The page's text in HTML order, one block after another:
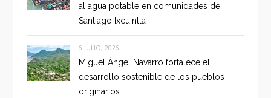
al agua potable en comunidades de
Santiago Ixcuintla
6 JULIO, 2026
Miguel Ángel Navarro fortalece el
desarrollo sostenible de los pueblos
originarios